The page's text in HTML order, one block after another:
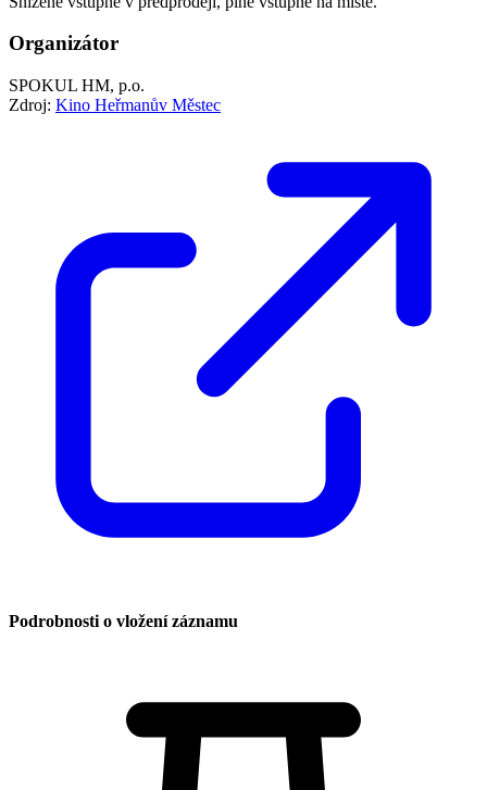
Organizátor
SPOKUL HM, p.o.
Zdroj: Kino Heřmanův Městec
Podrobnosti o vložení záznamu